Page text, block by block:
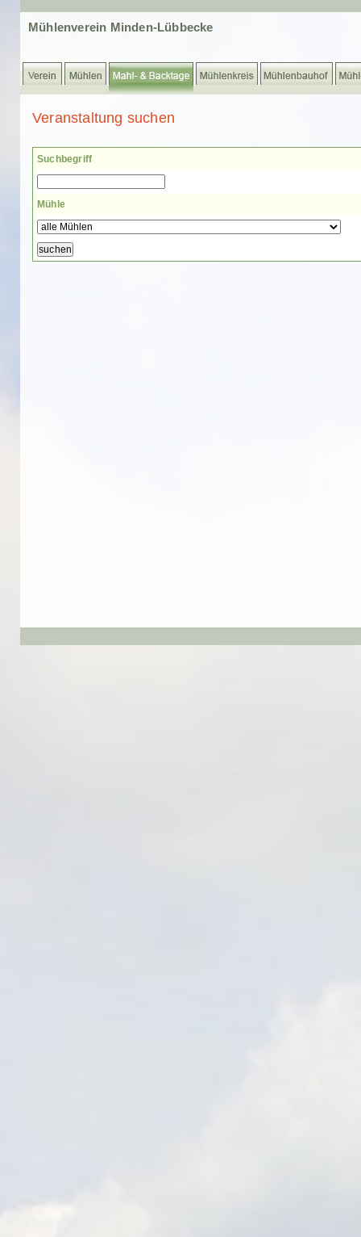
Mühlenverein Minden-Lübbecke
Veranstaltung suchen
Suchbegriff
Mühle